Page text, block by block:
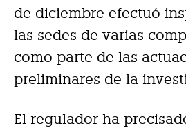
de diciembre efectuó
las sedes de varias
como parte de las
preliminares de la
El regulador ha